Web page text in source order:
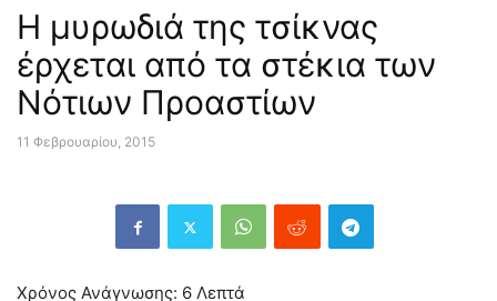
Η μυρωδιά της τσίκνας
έρχεται από τα στέκια των
Νότιων Προαστίων
11 Φεβρουαρίου, 2015
Χρόνος Ανάγνωσης: 6 Λεπτά